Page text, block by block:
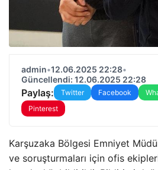
admin•12.06.2025 22:28•
Güncellendi: 12.06.2025 22:28
Paylaş: Twitter Facebook
Pinterest
Karşuzaka Bölgesi Emniyet
ve soruşturmaları için ofis